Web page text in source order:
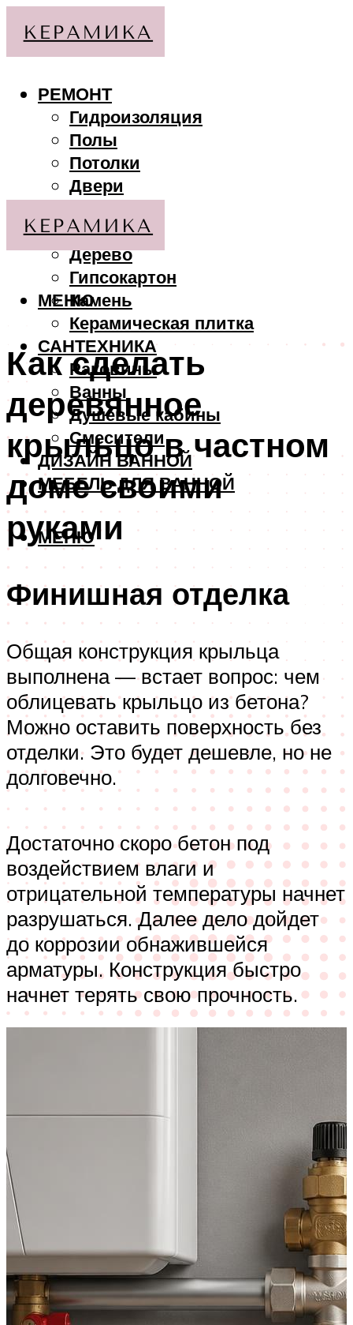
РЕМОНТ
Гидроизоляция
Полы
Потолки
Двери
МАТЕРИАЛЫ
Дерево
Гипсокартон
Камень
Керамическая плитка
САНТЕХНИКА
Раковины
Ванны
Душевые кабины
Смесители
ДИЗАЙН ВАННОЙ
МЕБЕЛЬ ДЛЯ ВАННОЙ
МЕНЮ
МЕНЮ
Как сделать
деревянное
крыльцо в частном
доме своими
руками
Финишная отделка
Общая конструкция крыльца
выполнена — встает вопрос: чем
облицевать крыльцо из бетона?
Можно оставить поверхность без
отделки. Это будет дешевле, но не
долговечно.
Достаточно скоро бетон под
воздействием влаги и
отрицательной температуры начнет
разрушаться. Далее дело дойдет
до коррозии обнажившейся
арматуры. Конструкция быстро
начнет терять свою прочность.